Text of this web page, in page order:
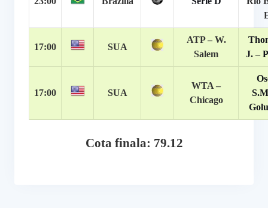
17:00 SUA
ATP – W.
Salem
J. –
17:00 SUA
WTA –
Chicago
Cota finala: 79.12